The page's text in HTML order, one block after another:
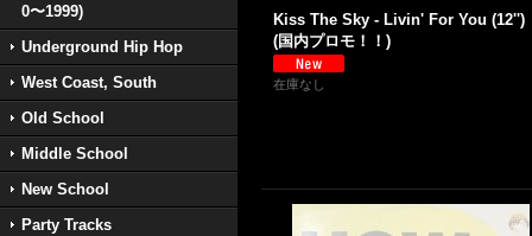
0〜1999)
Underground Hip Hop
West Coast, South
Old School
Middle School
New School
Party Tracks
Kiss The Sky - Livin' For You (12'')
(国内プロモ！！)
在庫なし